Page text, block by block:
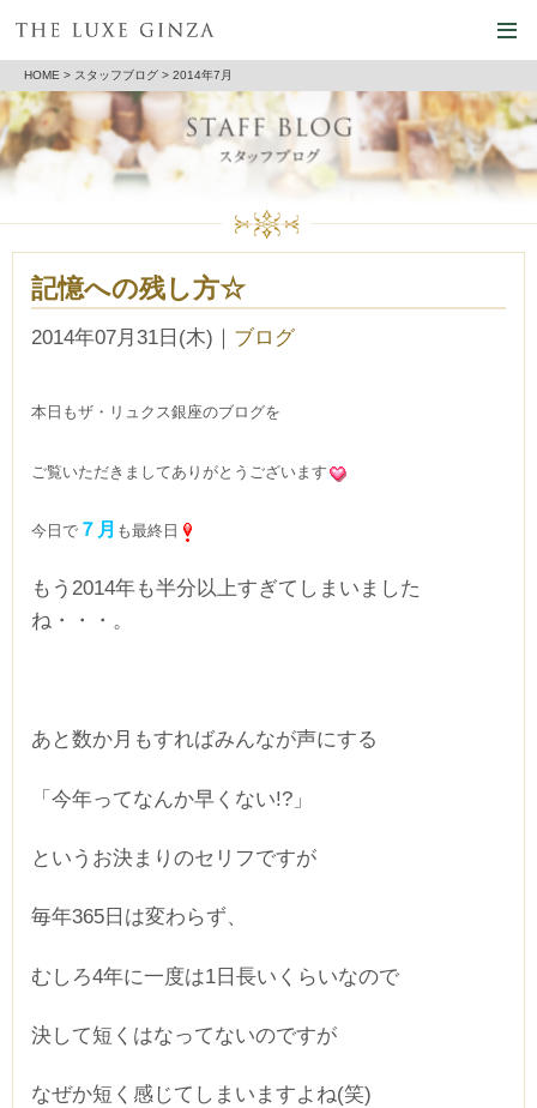
HOME > スタッフブログ > 2014年7月
記憶への残し方☆
2014年07月31日(木) ｜ ブログ
本日もザ・リュクス銀座のブログを
ご覧いただきましてありがとうございます
今日で ７月 も最終日
もう2014年も半分以上すぎてしまいました
ね・・・。
あと数か月もすればみんなが声にする
「今年ってなんか早くない!?」
というお決まりのセリフですが
毎年365日は変わらず、
むしろ4年に一度は1日長いくらいなので
決して短くはなってないのですが
なぜか短く感じてしまいますよね(笑)